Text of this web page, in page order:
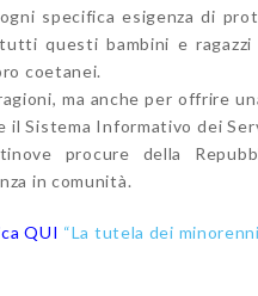
specifica esigenza di
questi bambini e
coetanei.
ma anche per offrire
il Sistema Informativo dei
procure della
in comunità.
QUI “La tutela dei